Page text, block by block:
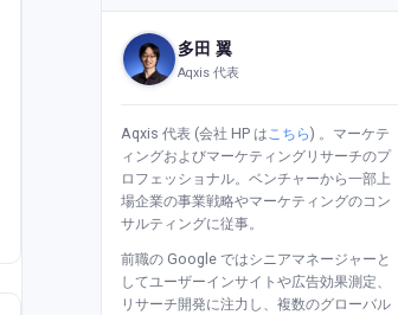
多田 翼
Aqxis 代表
Aqxis 代表 (会社 HP はこちら) 。マーケテ
ィングおよびマーケティングリサーチのプ
ロフェッショナル。ベンチャーから一部上
場企業の事業戦略やマーケティングのコン
サルティングに従事。
前職の Google ではシニアマネージャーと
してユーザーインサイトや広告効果測定、
リサーチ開発に注力し、複数のグローバル